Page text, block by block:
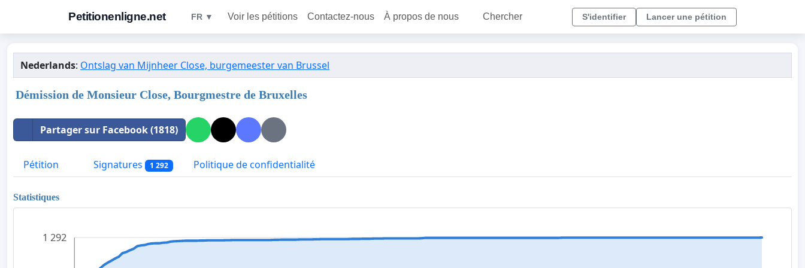
Petitionenligne.net FR ▼ Voir les pétitions Contactez-nous À propos de nous Chercher S'identifier Lancer une pétition
Nederlands: Ontslag van Mijnheer Close, burgemeester van Brussel
Démission de Monsieur Close, Bourgmestre de Bruxelles
Partager sur Facebook (1818)
Pétition Signatures 1 292 Politique de confidentialité
Statistiques
1 292